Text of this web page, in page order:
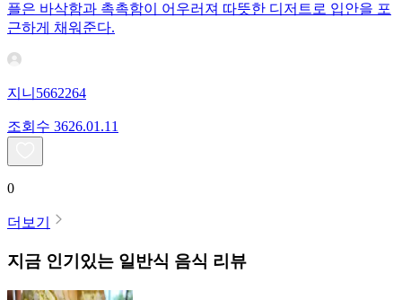
플은 바삭함과 촉촉함이 어우러져 따뜻한 디저트로 입안을 포
근하게 채워준다.
지니5662264
조회수 3626.01.11
0
더보기
지금 인기있는 일반식 음식 리뷰